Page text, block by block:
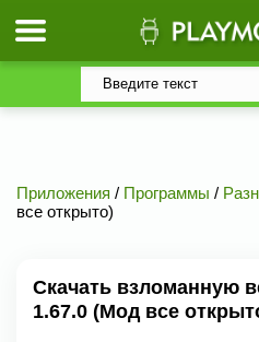
Приложения / Программы /
все открыто)
Скачать взломанную
1.67.0 (Мод все